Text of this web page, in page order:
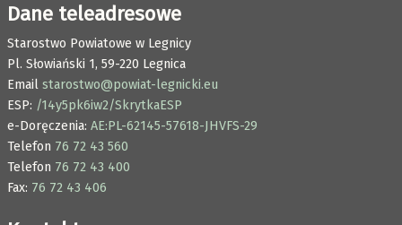
Dane teleadresowe
Starostwo Powiatowe w Legnicy
Pl. Słowiański 1, 59-220 Legnica
Email starostwo@powiat-legnicki.eu
ESP: /14y5pk6iw2/SkrytkaESP
e-Doręczenia: AE:PL-62145-57618-JHVFS-29
Telefon 76 72 43 560
Telefon 76 72 43 400
Fax: 76 72 43 406